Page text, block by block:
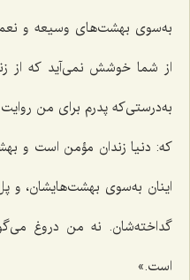
به‌سوی بهشت‌های وسیعه و
از شما خوشش نمی‌آید که از
به‌درستی‌که پدرم برای من روایت
که: دنیا زندان مؤمن است و
اینان به‌سوی بهشت‌هایشان، و
گداخته‌شان. نه من دروغ
است.»